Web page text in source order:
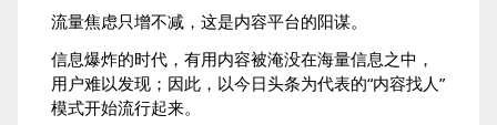
流量焦虑只增不减，这是内容平台的阳谋。
信息爆炸的时代，有用内容被淹没在海量信息之中，
用户难以发现；因此，以今日头条为代表的“内容找人”
模式开始流行起来。